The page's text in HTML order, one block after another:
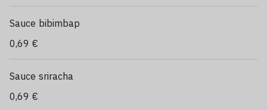
Sauce bibimbap
0,69 €
Sauce sriracha
0,69 €